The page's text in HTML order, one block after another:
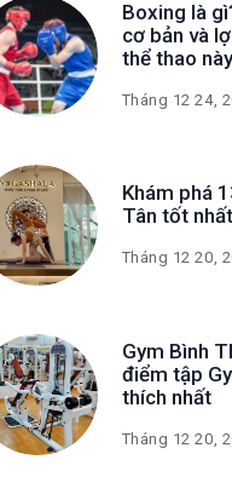
Boxing là
cơ bản và
thể thao này
Tháng 12 24,
Khám phá
Tân tốt
Tháng 12 20,
Gym Bình
điểm tập
thích nhất
Tháng 12 20,